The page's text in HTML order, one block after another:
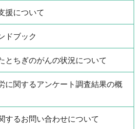
援について
ドブック
とちぎのがんの状況について
に関するアンケート調査結果の概
するお問い合わせについて